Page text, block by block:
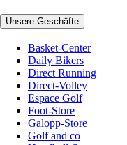
Unsere Geschäfte
Basket-Center
Daily Bikers
Direct Running
Direct-Volley
Espace Golf
Foot-Store
Galopp-Store
Golf and co